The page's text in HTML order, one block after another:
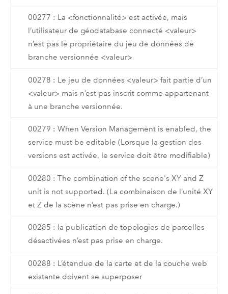
00277 : La <fonctionnalité> est activée, mais
l’utilisateur de géodatabase connecté <valeur>
n’est pas le propriétaire du jeu de données de
branche versionnée <valeur>
00278 : Le jeu de données <valeur> fait partie d’un
<valeur> mais n’est pas inscrit comme appartenant
à une branche versionnée.
00279 : When Version Management is enabled, the
service must be editable (Lorsque la gestion des
versions est activée, le service doit être modifiable)
00280 : The combination of the scene's XY and Z
unit is not supported. (La combinaison de l’unité XY
et Z de la scène n’est pas prise en charge.)
00285 : la publication de topologies de parcelles
désactivées n’est pas prise en charge.
00288 : L’étendue de la carte et de la couche web
existante doivent se superposer